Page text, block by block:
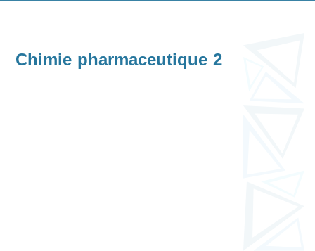
Chimie pharmaceutique 2